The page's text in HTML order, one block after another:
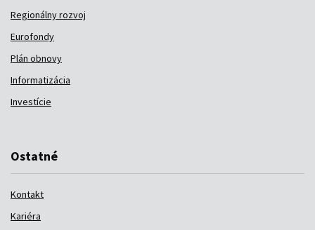
Regionálny rozvoj
Eurofondy
Plán obnovy
Informatizácia
Investície
Ostatné
Kontakt
Kariéra